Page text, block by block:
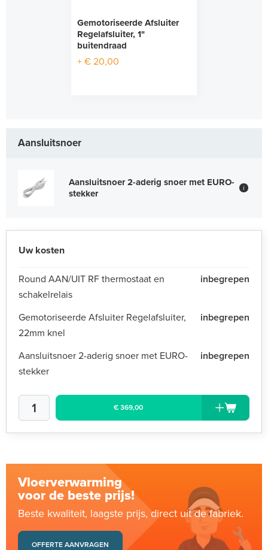
Gemotoriseerde Afsluiter
Regelafsluiter, 1"
buitendraad
+ € 20,00
Aansluitsnoer
Aansluitsnoer 2-aderig snoer met EURO-
stekker
i
Uw kosten
Round AAN/UIT RF thermostaat en
schakelrelais
inbegrepen
Gemotoriseerde Afsluiter Regelafsluiter,
22mm knel
inbegrepen
Aansluitsnoer 2-aderig snoer met EURO-
stekker
inbegrepen
€ 369,00
Vloerverwarming
voor de beste prijs!
Beste kwaliteit, laagste prijs, direct uit de fabriek.
OFFERTE AANVRAGEN